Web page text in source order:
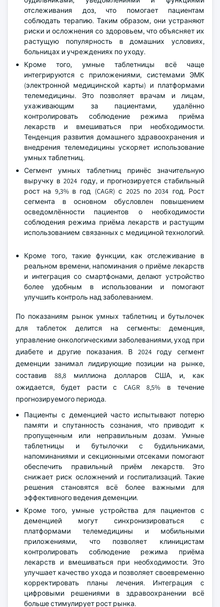
отслеживания доз, что помогает пациентам
соблюдать терапию. Таким образом, они устраняют
риски и осложнения со здоровьем, что объясняет их
растущую популярность в домашних условиях,
больницах и учреждениях по уходу.
Кроме того, умные таблетницы всё чаще
интегрируются с приложениями, системами ЭМК
(электронной медицинской карты) и платформами
телемедицины. Это позволяет врачам и лицам,
ухаживающим за пациентами, удалённо
контролировать соблюдение режима приёма
лекарств и вмешиваться при необходимости.
Тенденция развития домашнего здравоохранения и
внедрения телемедицины ускоряет использование
умных таблетниц.
Сегмент умных таблетниц принёс значительную
выручку в 2024 году, и прогнозируется стабильный
рост на 9,3% в год (CAGR) с 2025 по 2034 год. Рост
сегмента в основном обусловлен повышением
осведомлённости пациентов о необходимости
соблюдения режима приёма лекарств и растущим
использованием связанных с медициной технологий.
Кроме того, такие функции, как отслеживание в
реальном времени, напоминания о приёме лекарств
и интеграция со смартфонами, делают устройство
более удобным в использовании и помогают
улучшить контроль над заболеванием.
По показаниям рынок умных таблетниц и бутылочек
для таблеток делится на сегменты: деменция,
управление онкологическими заболеваниями, уход при
диабете и другие показания. В 2024 году сегмент
деменции занимал лидирующие позиции на рынке,
составив 88,8 миллиона долларов США, и, как
ожидается, будет расти с CAGR 8,5% в течение
прогнозируемого периода.
Пациенты с деменцией часто испытывают потерю
памяти и спутанность сознания, что приводит к
пропущенным или неправильным дозам. Умные
таблетницы и бутылочки с будильниками,
напоминаниями и секционными отсеками помогают
обеспечить правильный приём лекарств. Это
снижает риск осложнений и госпитализаций. Такие
решения становятся всё более важными для
эффективного ведения деменции.
Кроме того, умные устройства для пациентов с
деменцией могут синхронизироваться с
платформами телемедицины и мобильными
приложениями, что позволяет клиницистам
контролировать соблюдение режима приёма
лекарств и вмешиваться при необходимости. Это
улучшает качество ухода и позволяет своевременно
корректировать планы лечения. Интеграция с
цифровыми решениями в здравоохранении всё
больше стимулирует рост рынка.